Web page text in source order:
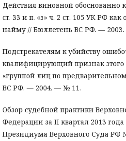
Действия виновной обоснованно
ст. 33 и п. «з» ч. 2 ст. 105 УК РФ
найму // Бюллетень ВС РФ. —
Подстрекателям к убийству
квалифицирующий признак
«группой лиц по
ВС РФ. — 2004. — № 11.
Обзор судебной практики
Федерации за II квартал 2013
Президиума Верховного Суда РФ